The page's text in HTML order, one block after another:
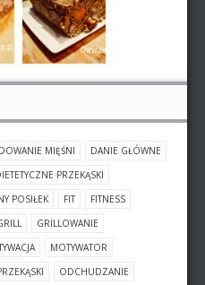
MIĘŚNI
DANIE GŁÓWNE
PRZEKĄSKI
POSIŁEK FIT
FITNESS
GRILLOWANIE
MOTYWATOR
ODCHUDZANIE